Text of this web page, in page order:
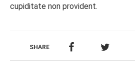
cupiditate non provident.
SHARE